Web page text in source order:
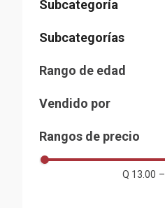
Infantes y preescolar
Manualidades
Muñecas y accesorios
Rango de edad
0 a 24 meses
24M+
3 a 10 años
Vendido por
Almacenes Siman
Rangos de precio
Q 13.00 –